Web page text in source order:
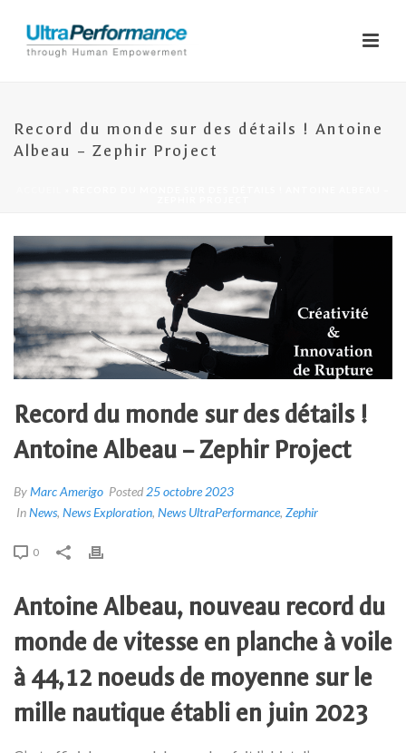
Record du monde sur des détails ! Antoine
Albeau – Zephir Project
Record du monde sur des détails !
Antoine Albeau – Zephir Project
ByMarc Amerigo Posted 25 octobre 2023
InNews, News Exploration, News UltraPerformance, Zephir
0
Antoine Albeau, nouveau record du
monde de vitesse en planche à voile
à 44,12 noeuds de moyenne sur le
mille nautique établi en juin 2023